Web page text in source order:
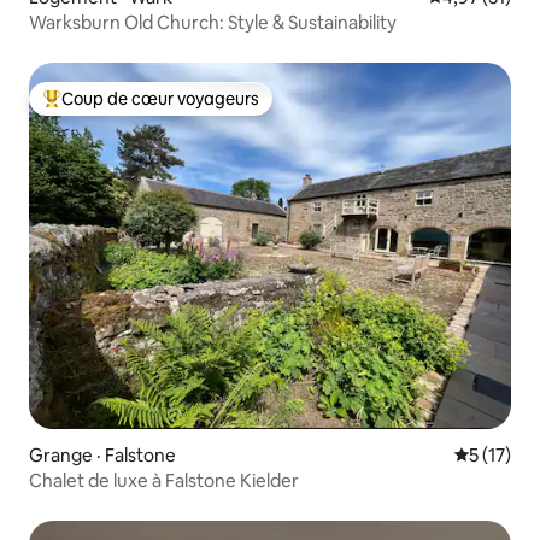
Warksburn Old Church: Style & Sustainability
Coup de cœur voyageurs parmi les plus aimés
Coup de cœur voyageurs
Grange · Falstone Note
5 (17)
Chalet de luxe à Falstone Kielder